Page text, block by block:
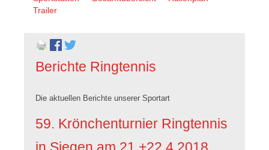
überspringen
Trailer
Berichte Ringtennis
Die aktuellen Berichte unserer Sportart
59. Krönchenturnier Ringtennis